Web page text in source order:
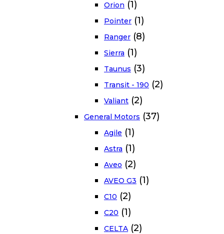
Orion (1)
Pointer (1)
Ranger (8)
Sierra (1)
Taunus (3)
Transit - 190 (2)
Valiant (2)
General Motors (37)
Agile (1)
Astra (1)
Aveo (2)
AVEO G3 (1)
C10 (2)
C20 (1)
CELTA (2)